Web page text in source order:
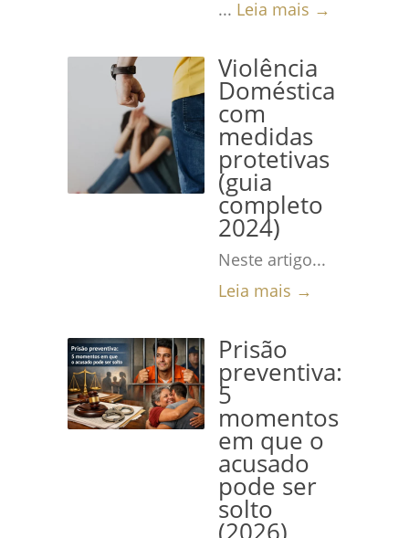
... Leia mais →
Violência
Doméstica
com
medidas
protetivas
(guia
completo
2024)
Neste artigo...
Leia mais →
Prisão
preventiva:
5
momentos
em que o
acusado
pode ser
solto